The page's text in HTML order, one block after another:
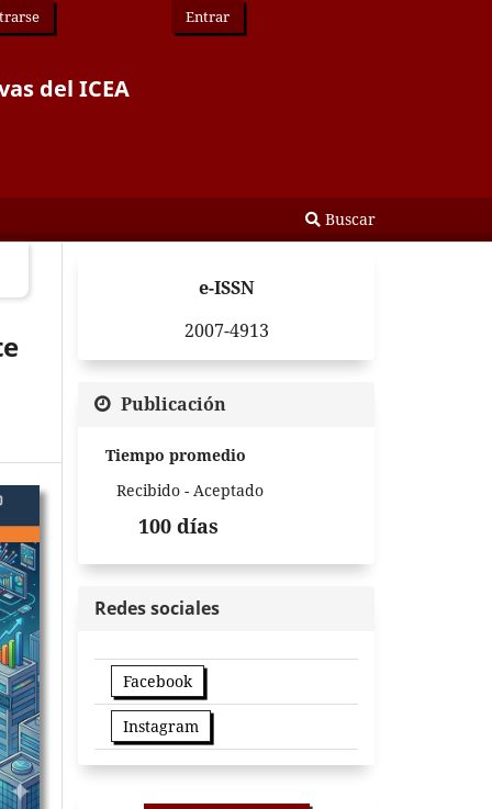
del ICEA
Buscar
Entrar
e-ISSN
2007-4913
Publicación
Tiempo promedio
Recibido - Aceptado
100 días
Redes sociales
Facebook
Instagram